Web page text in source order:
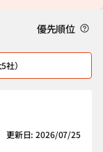
優先順位
）
更新日: 2026/07/25